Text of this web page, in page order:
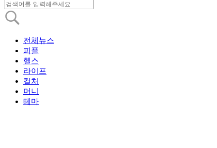
전체뉴스
피플
헬스
라이프
컬처
머니
테마